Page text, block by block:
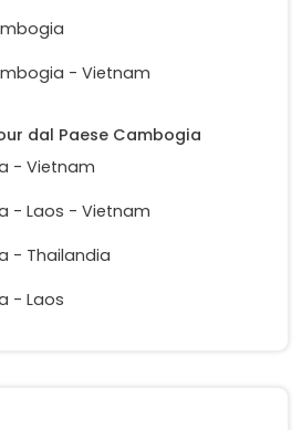
- Vietnam
dal Paese Cambogia
- Vietnam
- Laos - Vietnam
- Thailandia
- Laos